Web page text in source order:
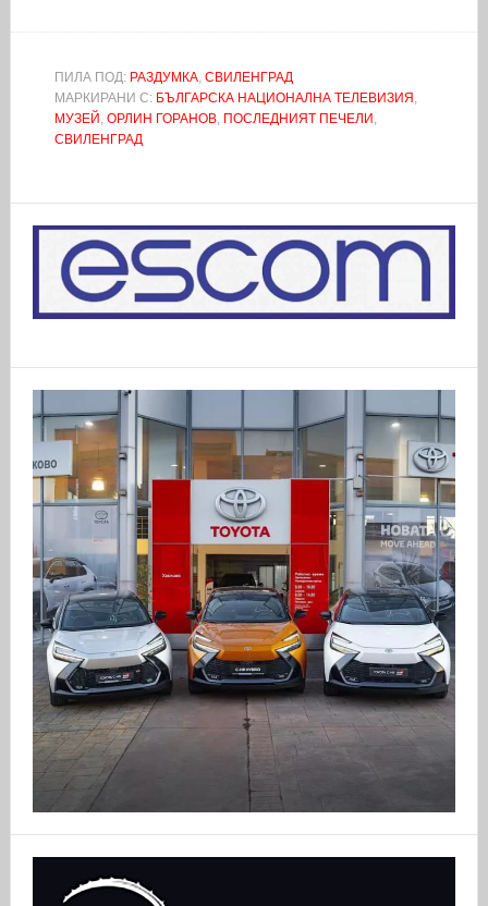
ПИЛА ПОД: РАЗДУМКА, СВИЛЕНГРАД
МАРКИРАНИ С: БЪЛГАРСКА НАЦИОНАЛНА ТЕЛЕВИЗИЯ ,
МУЗЕЙ , ОРЛИН ГОРАНОВ, ПОСЛЕДНИЯТ ПЕЧЕЛИ ,
СВИЛЕНГРАД